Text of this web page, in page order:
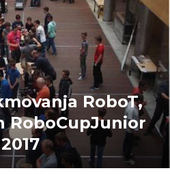
RoboT,
RoboCupJunior
2017